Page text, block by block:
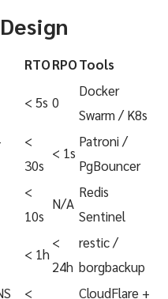
RTORPOTools
< 5s 0
Docker
Swarm / K8s
<
30s
< 1s
Patroni /
PgBouncer
<
10s
N/A
Redis
Sentinel
< 1h
<
24h
restic /
borgbackup
<
CloudFlare +